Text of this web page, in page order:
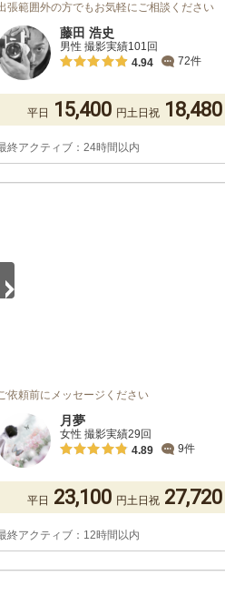
張範囲外の方でもお気軽にご相談ください
藤田 浩史
男性 撮影実績101回
4.94
72件
平日 15,400 円土日祝 18,480
終アクティブ：24時間以内
依頼前にメッセージください
月夢
女性 撮影実績29回
4.89
9件
平日 23,100 円土日祝 27,720
終アクティブ：12時間以内